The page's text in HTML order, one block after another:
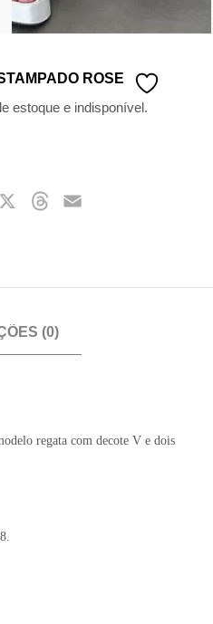
ROSE
estoque e indisponível.
Threads
(0)
regata com decote V e dois